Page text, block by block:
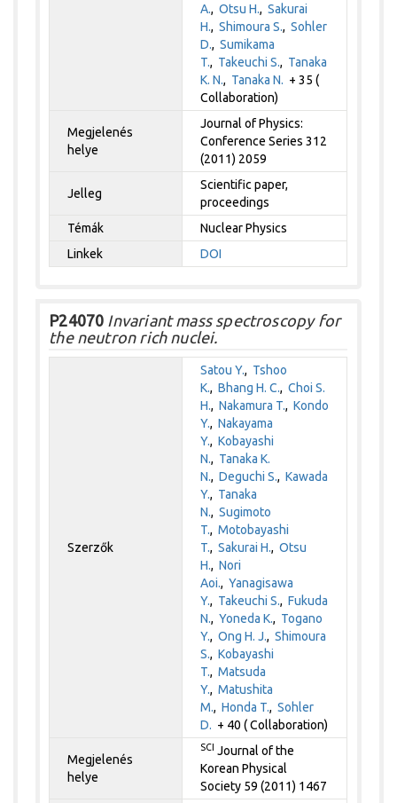
A.,Otsu H.,Sakurai
H.,Shimoura S.,Sohler
D.,Sumikama
T., Takeuchi S., Tanaka
K. N., Tanaka N. + 35 (
Collaboration)
Megjelenés
helye
Journal of Physics:
Conference Series 312
(2011) 2059
Jelleg
Scientific paper,
proceedings
Témák
Nuclear Physics
Linkek
DOI
P24070 Invariant mass spectroscopy for
the neutron rich nuclei.
Szerzők
Satou Y., Tshoo
K.,Bhang H. C.,Choi S.
H.,Nakamura T.,Kondo
Y.,Nakayama
Y.,Kobayashi
N., Tanaka K.
N.,Deguchi S.,Kawada
Y., Tanaka
N.,Sugimoto
T.,Motobayashi
T.,Sakurai H.,Otsu
H.,Nori
Aoi.,Yanagisawa
Y., Takeuchi S.,Fukuda
N.,Yoneda K., Togano
Y.,Ong H. J.,Shimoura
S.,Kobayashi
T.,Matsuda
Y.,Matushita
M.,Honda T.,Sohler
D. + 40 ( Collaboration)
Megjelenés
helye
SCI Journal of the
Korean Physical
Society 59 (2011) 1467